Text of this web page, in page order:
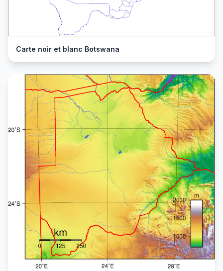
Carte noir et blanc Botswana